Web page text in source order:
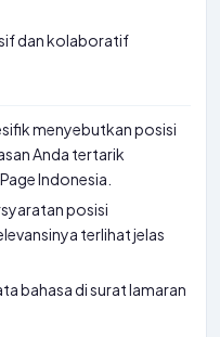
dan kolaboratif
menyebutkan posisi
Anda tertarik
Indonesia.
posisi
terlihat jelas
bahasa di surat lamaran